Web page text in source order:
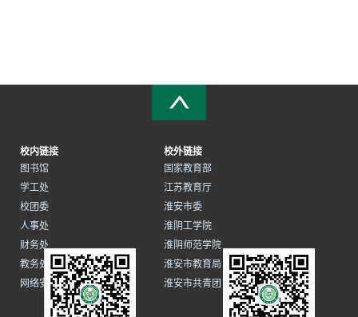
校内链接
图书馆
学工处
校团委
人事处
财务处
教务处
网络安全和信息化办公室
校外链接
国家教育部
江苏教育厅
淮安市委
淮阴工学院
淮阴师范学院
淮安市教育局
淮安市共青团